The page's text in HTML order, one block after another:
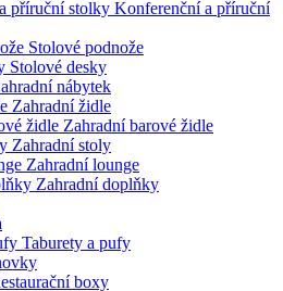
Konferenční a příruční
Stolové podnože
Stolové desky
nábytek
Zahradní židle
Zahradní barové židle
Zahradní stoly
Zahradní lounge
Zahradní doplňky
Taburety a pufy
boxy